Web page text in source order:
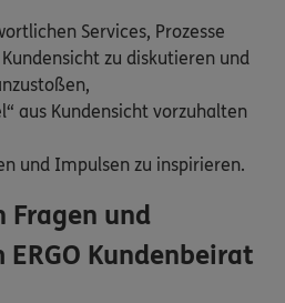
Services, Prozesse
zu diskutieren und
aus Kundensicht vorzuhalten
und Impulsen zu inspirieren.
Fragen und
Kundenbeirat